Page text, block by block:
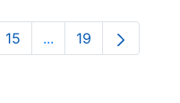
Use TAB to navigate.
Orrialdea
15 ...Intermediate
Orrialdea
19